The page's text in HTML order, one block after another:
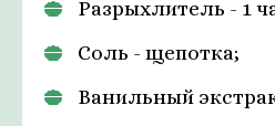
Разрыхлитель - 1
Соль - щепотка;
Ванильный